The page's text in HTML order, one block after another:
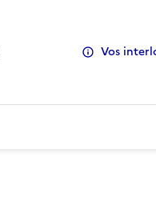
Vos